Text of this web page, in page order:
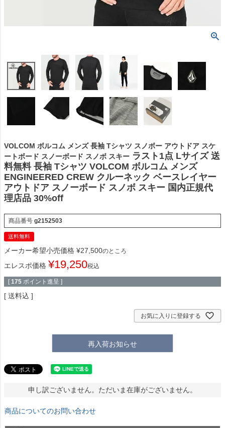
VOLCOM ボルコム メンズ 長袖 Tシャツ スノボー アウトドア スケ
ートボード スノーボード スノボ スキー ラスト1点 Lサイズ 送
料無料 長袖 Tシャツ VOLCOM ボルコム メンズ
ENGINEERED CREW クルーネック ベースレイヤー
アウトドア スノーボード スノボ スキー 国内正規代
理店品 30%off
商品番号 g2152503
送料無料
メーカー希望小売価格 ¥27,500のところ
エレスポ価格 ¥19,250税込
[ 175 ポイント進呈 ]
送料込
お気に入りに登録する
再入荷お知らせ
申し訳ございません。ただいま在庫がございません。
商品についてのお問い合わせ